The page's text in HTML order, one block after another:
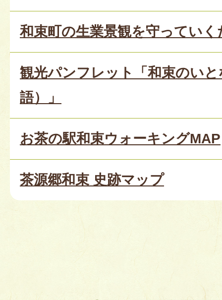
和束町の生業景観を守ってい
観光パンフレット「和束のい
語）」
お茶の駅和束ウォーキングMAP
茶源郷和束 史跡マップ